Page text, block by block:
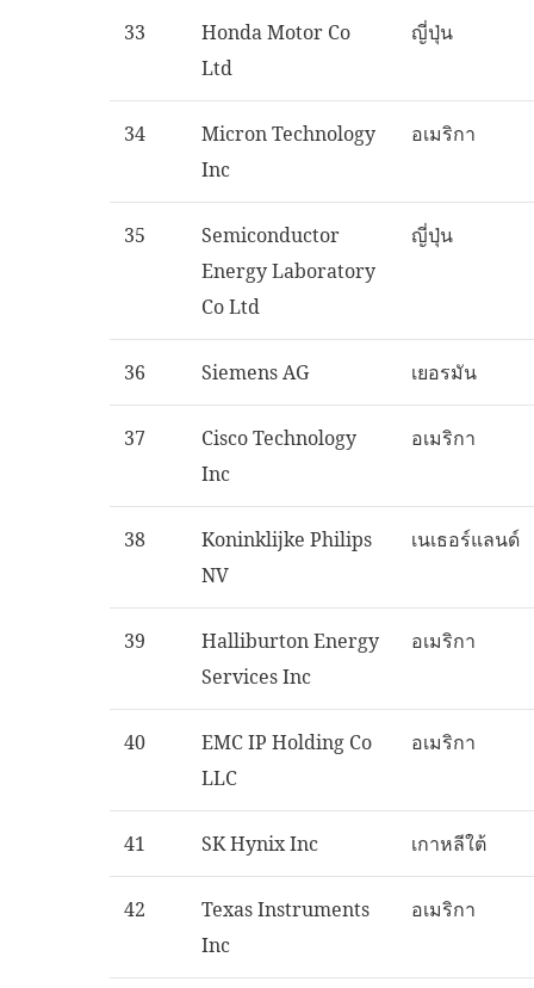
33
Honda Motor Co
Ltd
ญี่ปุ่น
34
Micron Technology
Inc
อเมริกา
35
Semiconductor
Energy Laboratory
Co Ltd
ญี่ปุ่น
36 Siemens AG เยอรมัน
37
Cisco Technology
Inc
อเมริกา
38
Koninklijke Philips
NV
เนเธอร์แลนด์
39
Halliburton Energy
Services Inc
อเมริกา
40
EMC IP Holding Co
LLC
อเมริกา
41 SK Hynix Inc เกาหลีใต้
42
Texas Instruments
Inc
อเมริกา